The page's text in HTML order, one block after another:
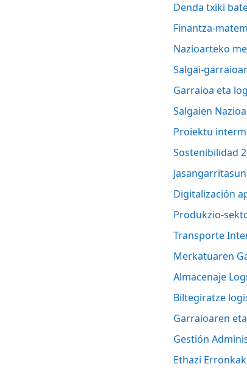
Denda txiki
Finantza-
Nazioarteko
Salgai-
Garraioa eta
Salgaien
Proiektu
Sostenibilidad
Digitalización
Produkzio-
Transporte
Merkatuaren
Almacenaje
Biltegiratze
Garraioaren
Gestión
Ethazi